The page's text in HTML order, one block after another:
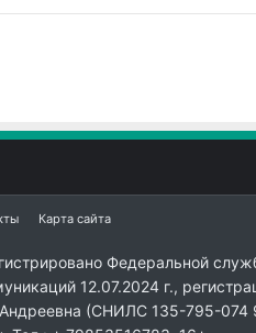
Карта сайта
Федеральной
12.07.2024 г.,
(СНИЛС 135-795-074